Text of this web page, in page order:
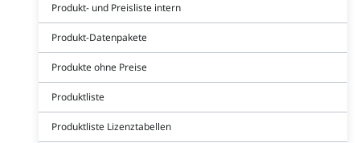
Produkt- und Preisliste intern
Produkt-Datenpakete
Produkte ohne Preise
Produktliste
Produktliste Lizenztabellen